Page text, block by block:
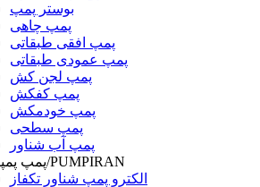
بوستر پمپ
پمپ چاهی
پمپ افقی طبقاتی
پمپ عمودی طبقاتی
پمپ لجن کش
پمپ کفکش
پمپ خودمکش
پمپ سطحی
پمپ آب شناور
پمپ پمپیران/PUMPIRAN
الکترو پمپ شناور تکفاز